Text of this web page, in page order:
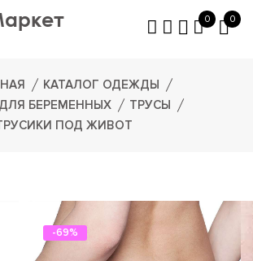
0 0
КАТАЛОГ ОДЕЖДЫ
БЕРЕМЕННЫХ
ТРУСЫ
ПОД ЖИВОТ
-69%